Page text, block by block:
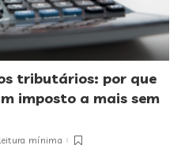
tributários: por que
imposto a mais sem
mínima